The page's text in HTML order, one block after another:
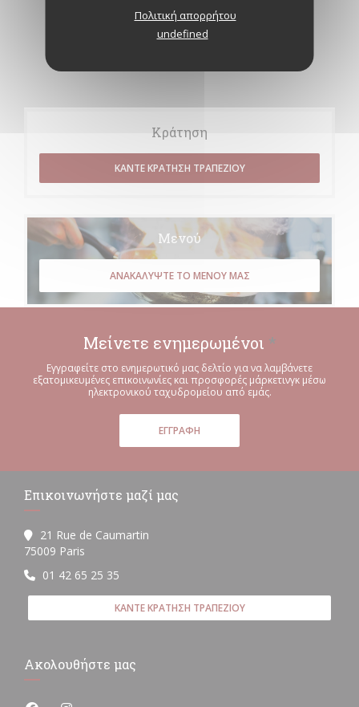
Πολιτική απορρήτου
undefined
Κράτηση
ΚΆΝΤΕ ΚΡΆΤΗΣΗ ΤΡΑΠΕΖΙΟΎ
Μενού
ΑΝΑΚΑΛΎΨΤΕ ΤΟ ΜΕΝΟΎ ΜΑΣ
Μείνετε ενημερωμένοι *
Εγγραφείτε στο ενημερωτικό μας δελτίο για να λαμβάνετε
εξατομικευμένες επικοινωνίες και προσφορές μάρκετινγκ μέσω
ηλεκτρονικού ταχυδρομείου από εμάς.
ΕΓΓΡΑΦΉ
Επικοινωνήστε μαζί μας
21 Rue de Caumartin
75009 Paris
01 42 65 25 35
ΚΆΝΤΕ ΚΡΆΤΗΣΗ ΤΡΑΠΕΖΙΟΎ
Ακολουθήστε μας